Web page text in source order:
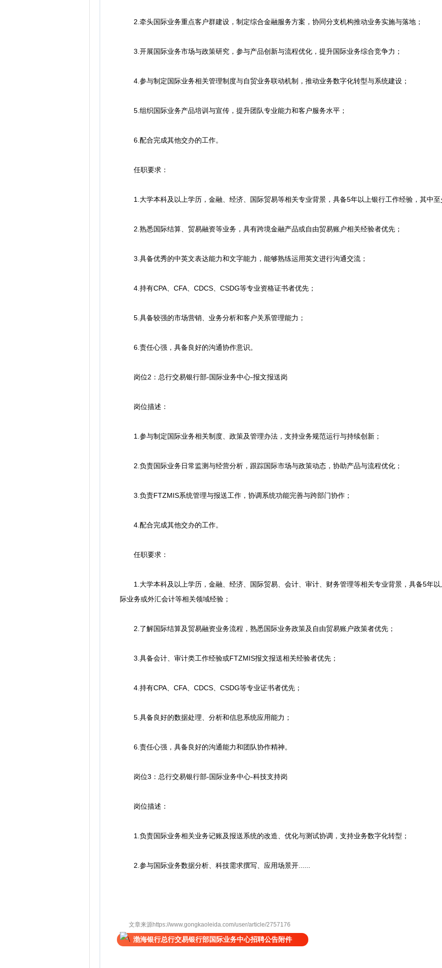
2.牵头国际业务重点客户群建设，制定综合金融服务方案，协同分支机构推动业务实施与落地；
3.开展国际业务市场与政策研究，参与产品创新与流程优化，提升国际业务综合竞争力；
4.参与制定国际业务相关管理制度与自贸业务联动机制，推动业务数字化转型与系统建设；
5.组织国际业务产品培训与宣传，提升团队专业能力和客户服务水平；
6.配合完成其他交办的工作。
任职要求：
1.大学本科及以上学历，金融、经济、国际贸易等相关专业背景，具备5年以上银行工作经验，其中至
2.熟悉国际结算、贸易融资等业务，具有跨境金融产品或自由贸易账户相关经验者优先；
3.具备优秀的中英文表达能力和文字能力，能够熟练运用英文进行沟通交流；
4.持有CPA、CFA、CDCS、CSDG等专业资格证书者优先；
5.具备较强的市场营销、业务分析和客户关系管理能力；
6.责任心强，具备良好的沟通协作意识。
岗位2：总行交易银行部-国际业务中心-报文报送岗
岗位描述：
1.参与制定国际业务相关制度、政策及管理办法，支持业务规范运行与持续创新；
2.负责国际业务日常监测与经营分析，跟踪国际市场与政策动态，协助产品与流程优化；
3.负责FTZMIS系统管理与报送工作，协调系统功能完善与跨部门协作；
4.配合完成其他交办的工作。
任职要求：
1.大学本科及以上学历，金融、经济、国际贸易、会计、审计、财务管理等相关专业背景，具备5年以
际业务或外汇会计等相关领域经验；
2.了解国际结算及贸易融资业务流程，熟悉国际业务政策及自由贸易账户政策者优先；
3.具备会计、审计类工作经验或FTZMIS报文报送相关经验者优先；
4.持有CPA、CFA、CDCS、CSDG等专业证书者优先；
5.具备良好的数据处理、分析和信息系统应用能力；
6.责任心强，具备良好的沟通能力和团队协作精神。
岗位3：总行交易银行部-国际业务中心-科技支持岗
岗位描述：
1.负责国际业务相关业务记账及报送系统的改造、优化与测试协调，支持业务数字化转型；
2.参与国际业务数据分析、科技需求撰写、应用场景开......
文章来源https://www.gongkaoleida.com/user/article/2757176
渤海银行总行交易银行部国际业务中心招聘公告附件